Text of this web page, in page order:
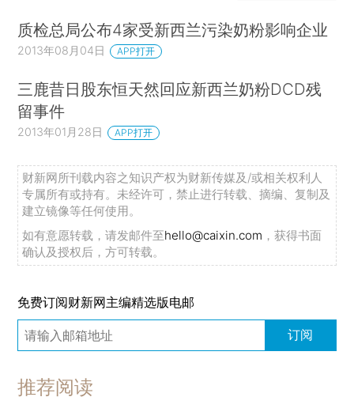
质检总局公布4家受新西兰污染奶粉影响企业
2013年08月04日 APP打开
三鹿昔日股东恒天然回应新西兰奶粉DCD残
留事件
2013年01月28日 APP打开
财新网所刊载内容之知识产权为财新传媒及/或相关权利人
专属所有或持有。未经许可，禁止进行转载、摘编、复制及
建立镜像等任何使用。
如有意愿转载，请发邮件至hello@caixin.com ，获得书面
确认及授权后，方可转载。
免费订阅财新网主编精选版电邮
订阅
推荐阅读